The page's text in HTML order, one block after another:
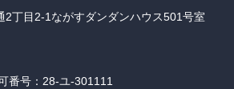
2丁目2-1ながすダンダンハウス501号室
番号：28-ユ-301111